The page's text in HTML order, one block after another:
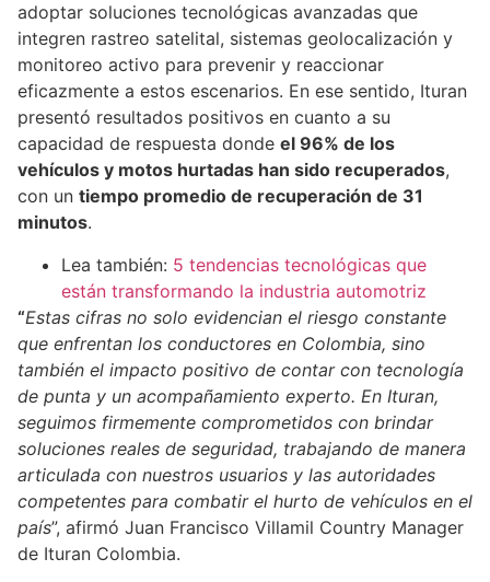
adoptar soluciones tecnológicas avanzadas que
integren rastreo satelital, sistemas geolocalización y
monitoreo activo para prevenir y reaccionar
eficazmente a estos escenarios. En ese sentido, Ituran
presentó resultados positivos en cuanto a su
capacidad de respuesta donde el 96% de los
vehículos y motos hurtadas han sido recuperados,
con un tiempo promedio de recuperación de 31
minutos.
Lea también: 5 tendencias tecnológicas que
están transformando la industria automotriz
“Estas cifras no solo evidencian el riesgo constante
que enfrentan los conductores en Colombia, sino
también el impacto positivo de contar con tecnología
de punta y un acompañamiento experto. En Ituran,
seguimos firmemente comprometidos con brindar
soluciones reales de seguridad, trabajando de manera
articulada con nuestros usuarios y las autoridades
competentes para combatir el hurto de vehículos en el
país”, afirmó Juan Francisco Villamil Country Manager
de Ituran Colombia.